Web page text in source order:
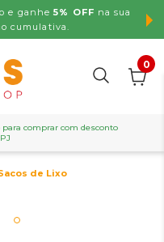
e ganhe5% OFF na sua
cumulativa.
0
comprar com desconto
de Lixo